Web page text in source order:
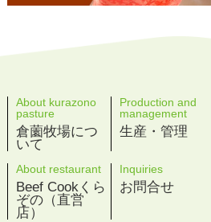
About kurazono
pasture
倉薗牧場につ
いて
Production and
management
生産・管理
About restaurant
Beef Cookくら
ぞの（直営
店）
Inquiries
お問合せ